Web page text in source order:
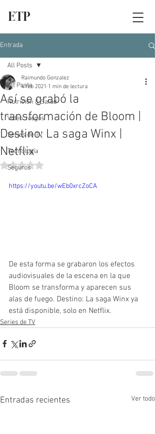
ETP
Entrada
All Posts
Nutrición & Salud
Video Juegos
Series de TV
Tecnología
Seguros
All Posts
Así se grabó la
transformación de Bloom |
Destino: La saga Winx |
Netflix
Raimundo Gonzalez
4 feb 2021 1 min de lectura
Obtuvo NaN de 5 estrellas.
https://youtu.be/wEb0xrcZoCA
De esta forma se grabaron los efectos
audiovisuales de la escena en la que
Bloom se transforma y aparecen sus
alas de fuego. Destino: La saga Winx ya
está disponible, solo en Netflix.
Series de TV
Entradas recientes Ver todo